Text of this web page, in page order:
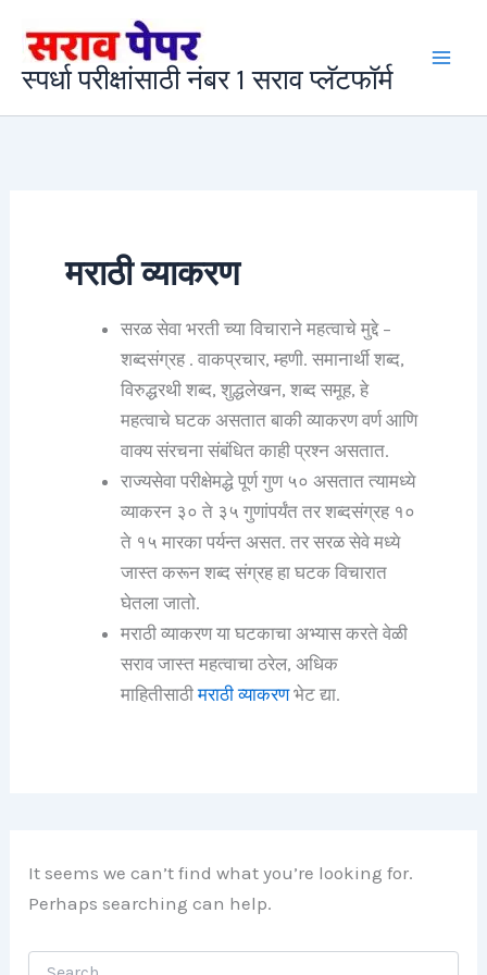
content
स्पर्धा परीक्षांसाठी नंबर 1 सराव प्लॅटफॉर्म
मराठी व्याकरण
सरळ सेवा भरती च्या विचाराने महत्वाचे मुद्दे –
शब्दसंग्रह . वाकप्रचार, म्हणी. समानार्थी शब्द,
विरुद्धरथी शब्द, शुद्धलेखन, शब्द समूह, हे
महत्वाचे घटक असतात बाकी व्याकरण वर्ण आणि
वाक्य संरचना संबंधित काही प्रश्न असतात.
राज्यसेवा परीक्षेमद्धे पूर्ण गुण ५० असतात त्यामध्ये
व्याकरन ३० ते ३५ गुणांपर्यंत तर शब्दसंग्रह १०
ते १५ मारका पर्यन्त असत. तर सरळ सेवे मध्ये
जास्त करून शब्द संग्रह हा घटक विचारात
घेतला जातो.
मराठी व्याकरण या घटकाचा अभ्यास करते वेळी
सराव जास्त महत्वाचा ठरेल, अधिक
माहितीसाठीमराठी व्याकरणभेट द्या.
It seems we can’t find what you’re looking for.
Perhaps searching can help.
for: